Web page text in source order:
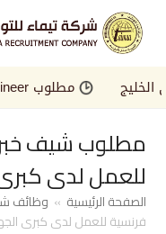
مطلوب Landscape Engineer للعمل لدى كبرى الجهات في الخليج
مطلوب شيف
للعمل لدى
الصفحة الرئيسية » وظائف
فرنسية للعمل لدى كبرى